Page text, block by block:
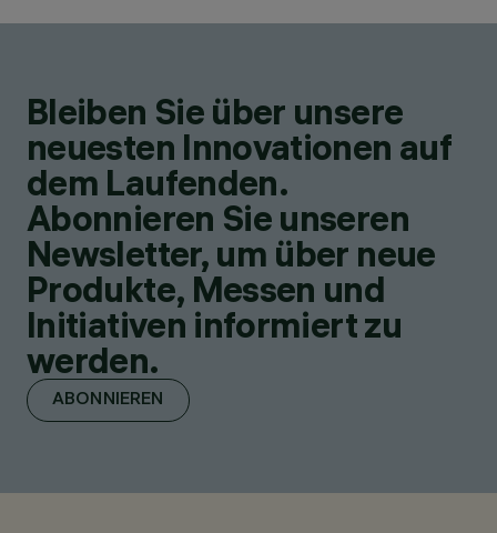
Bleiben Sie über unsere
neuesten Innovationen auf
dem Laufenden.
Abonnieren Sie unseren
Newsletter, um über neue
Produkte, Messen und
Initiativen informiert zu
werden.
ABONNIEREN